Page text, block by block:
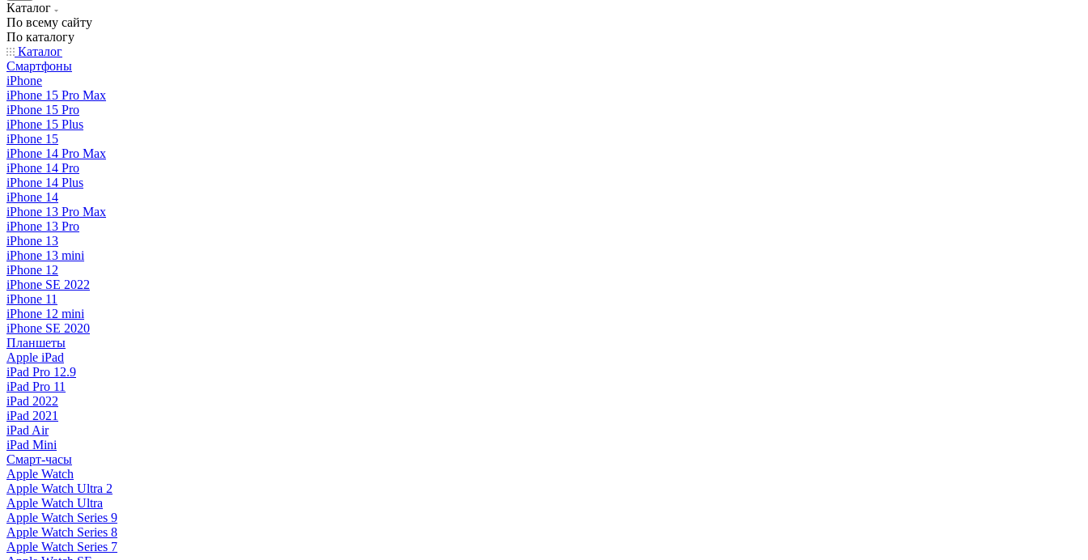
Каталог
По всему сайту
По каталогу
Каталог
Смартфоны
iPhone
iPhone 15 Pro Max
iPhone 15 Pro
iPhone 15 Plus
iPhone 15
iPhone 14 Pro Max
iPhone 14 Pro
iPhone 14 Plus
iPhone 14
iPhone 13 Pro Max
iPhone 13 Pro
iPhone 13
iPhone 13 mini
iPhone 12
iPhone SE 2022
iPhone 11
iPhone 12 mini
iPhone SE 2020
Планшеты
Apple iPad
iPad Pro 12.9
iPad Pro 11
iPad 2022
iPad 2021
iPad Air
iPad Mini
Смарт-часы
Apple Watch
Apple Watch Ultra 2
Apple Watch Ultra
Apple Watch Series 9
Apple Watch Series 8
Apple Watch Series 7